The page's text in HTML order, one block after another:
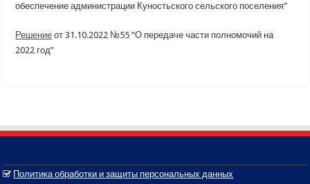
обеспечение администрации Куностьского сельского поселения”
Решение от 31.10.2022 №55 “О передаче части полномочий на
2022 год”
Политика обработки и защиты персональных данных